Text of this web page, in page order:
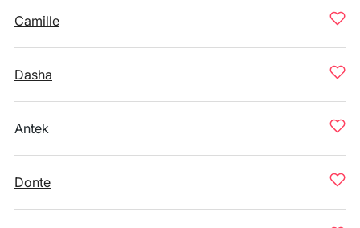
Camille
Dasha
Antek
Donte